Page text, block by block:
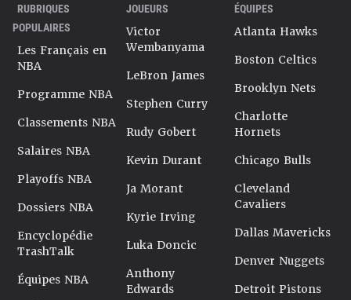
RUBRIQUES
POPULAIRES
Les Français en
NBA
Programme NBA
Classements NBA
Salaires NBA
Playoffs NBA
Dossiers NBA
Encyclopédie
TrashTalk
Équipes NBA
JOUEURS
Victor
Wembanyama
LeBron James
Stephen Curry
Rudy Gobert
Kevin Durant
Ja Morant
Kyrie Irving
Luka Doncic
Anthony
Edwards
ÉQUIPES
Atlanta Hawks
Boston Celtics
Brooklyn Nets
Charlotte
Hornets
Chicago Bulls
Cleveland
Cavaliers
Dallas Mavericks
Denver Nuggets
Detroit Pistons